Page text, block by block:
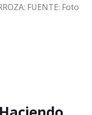
FUENTE: Foto